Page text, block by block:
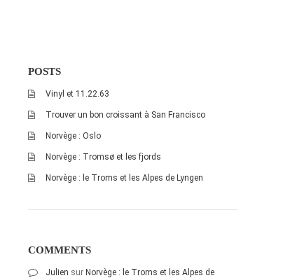
POSTS
Vinyl et 11.22.63
Trouver un bon croissant à San Francisco
Norvège : Oslo
Norvège : Tromsø et les fjords
Norvège : le Troms et les Alpes de Lyngen
COMMENTS
Julien sur Norvège : le Troms et les Alpes de